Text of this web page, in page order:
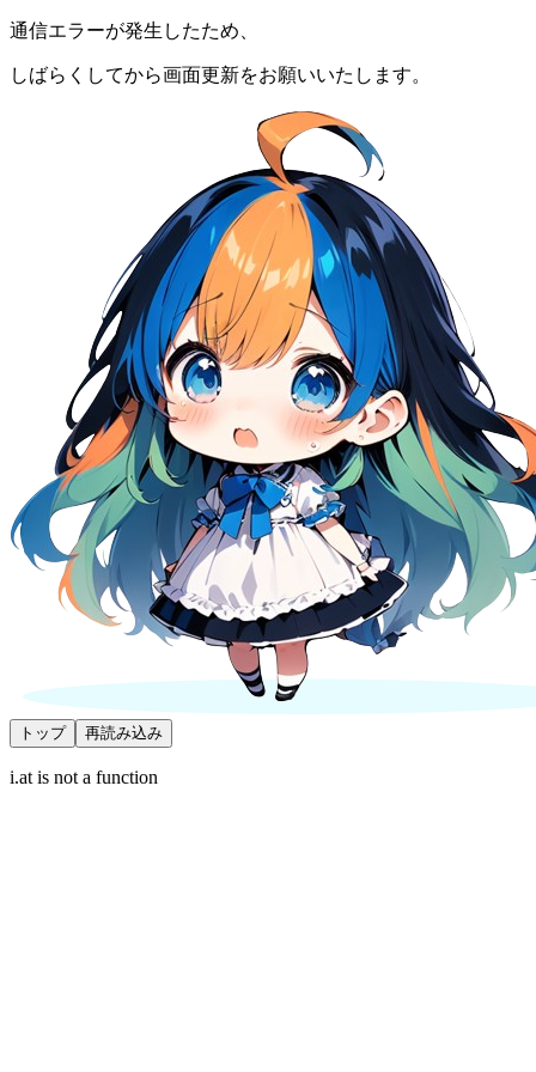
通信エラーが発生したため、
しばらくしてから画面更新をお願いいたします。
トップ 再読み込み
i.at is not a function